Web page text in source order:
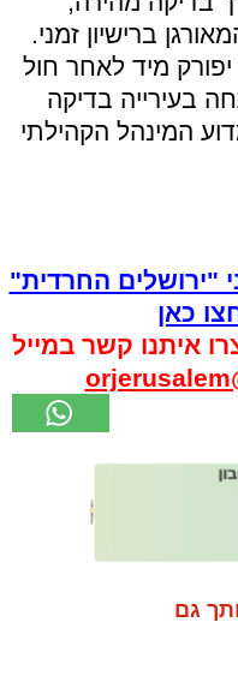
ברישיון זמני.
מיד לאחר חול
בעירייה בדיקה
המינהל הקהילתי
"ירושלים החרדית"
כאן
איתנו קשר במייל
גם